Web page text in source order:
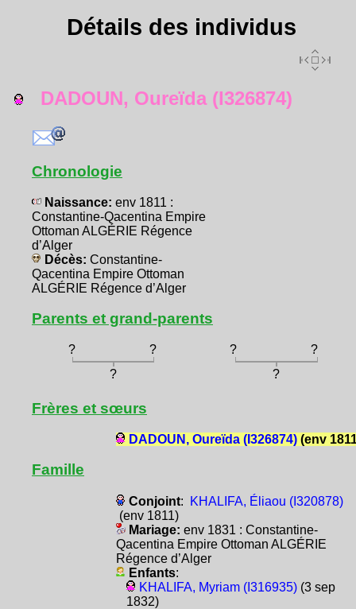
Détails des individus
DADOUN, Oureïda (I326874)
Chronologie
Naissance: env 1811 :
Constantine-Qacentina Empire
Ottoman ALGÉRIE Régence
d’Alger
Décès: Constantine-
Qacentina Empire Ottoman
ALGÉRIE Régence d’Alger
Parents et grand-parents
? ? ?
?
?
?
Frères et sœurs
DADOUN, Oureïda (I326874)(env
Famille
Conjoint:
KHALIFA, Éliaou (I320878)
(env 1811)
Mariage: env 1831 : Constantine-
Qacentina Empire Ottoman ALGÉRIE
Régence d’Alger
Enfants:
KHALIFA, Myriam (I316935)(3 sep
1832)